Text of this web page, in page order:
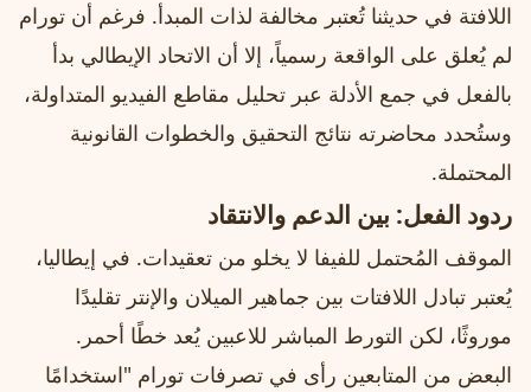
اللافتة في حديثنا تُعتبر مخالفة لذات المبدأ. فرغم أن تورام
لم يُعلق على الواقعة رسمياً، إلا أن الاتحاد الإيطالي بدأ
بالفعل في جمع الأدلة عبر تحليل مقاطع الفيديو المتداولة،
وستُحدد محاضرته نتائج التحقيق والخطوات القانونية
المحتملة.
ردود الفعل: بين الدعم والانتقاد
الموقف المُحتمل للفيفا لا يخلو من تعقيدات. في إيطاليا،
يُعتبر تبادل اللافتات بين جماهير الميلان والإنتر تقليدًا
موروثًا، لكن التورط المباشر للاعبين يُعد خطًا أحمر.
البعض من المتابعين رأى في تصرفات تورام "استخدامًا